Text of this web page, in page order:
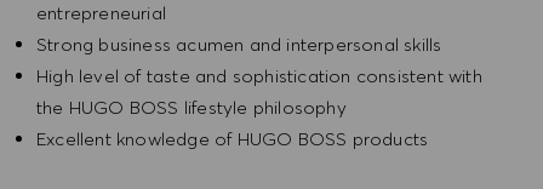
entrepreneurial
Strong business acumen and interpersonal skills
High level of taste and sophistication consistent with
the HUGO BOSS lifestyle philosophy
Excellent knowledge of HUGO BOSS products